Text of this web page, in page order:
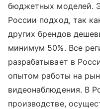
бюджетных моделей.
России подход, так
других брендов
минимум 50%. Все
разрабатывает в
опытом работы на
видеонаблюдения. В
производстве,